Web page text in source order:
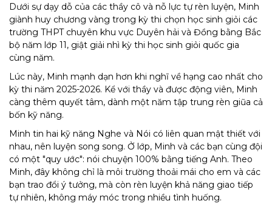
Dưới sự dạy dỗ của các thầy cô và nỗ lực tự rèn luyện, Minh
giành huy chương vàng trong kỳ thi chọn học sinh giỏi các
trường THPT chuyên khu vực Duyên hải và Đồng bằng Bắc
bộ năm lớp 11, giật giải nhì kỳ thi học sinh giỏi quốc gia
cùng năm.
Lúc này, Minh mạnh dạn hơn khi nghĩ về hạng cao nhất cho
kỳ thi năm 2025-2026. Kể với thầy và được động viên, Minh
càng thêm quyết tâm, dành một năm tập trung rèn giũa cả
bốn kỹ năng.
Minh tin hai kỹ năng Nghe và Nói có liên quan mật thiết với
nhau, nên luyện song song. Ở lớp, Minh và các bạn cùng đội
có một "quy ước": nói chuyện 100% bằng tiếng Anh. Theo
Minh, đây không chỉ là môi trường thoải mái cho em và các
bạn trao đổi ý tưởng, mà còn rèn luyện khả năng giao tiếp
tự nhiên, không máy móc trong nhiều tình huống.